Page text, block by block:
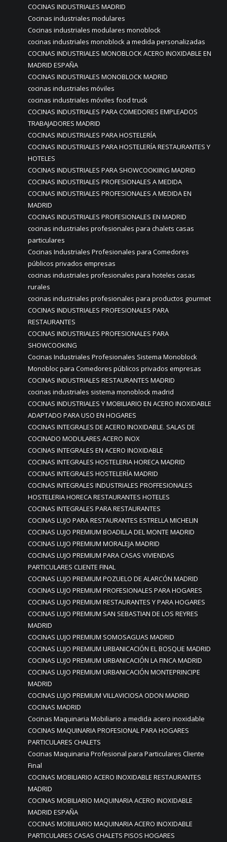
COCINAS INDUSTRIALES MADRID
Cocinas industriales modulares
Cocinas industriales modulares monoblock
cocinas industriales monoblock a medida personalizadas
COCINAS INDUSTRIALES MONOBLOCK ACERO INOXIDABLE EN
MADRID ESPAÑA
COCINAS INDUSTRIALES MONOBLOCK MADRID
cocinas industriales móviles
cocinas industriales móviles food truck
COCINAS INDUSTRIALES PARA COMEDORES EMPLEADOS
TRABAJADORES MADRID
COCINAS INDUSTRIALES PARA HOSTELERÍA
COCINAS INDUSTRIALES PARA HOSTELERÍA RESTAURANTES Y
HOTELES
COCINAS INDUSTRIALES PARA SHOWCOOKIING MADRID
COCINAS INDUSTRIALES PROFESIONALES A MEDIDA
COCINAS INDUSTRIALES PROFESIONALES A MEDIDA EN
MADRID
COCINAS INDUSTRIALES PROFESIONALES EN MADRID
cocinas industriales profesionales para chalets casas
particulares
Cocinas Industriales Profesionales para Comedores
públicos privados empresas
cocinas industriales profesionales para hoteles casas
rurales
cocinas industriales profesionales para productos gourmet
COCINAS INDUSTRIALES PROFESIONALES PARA
RESTAURANTES
COCINAS INDUSTRIALES PROFESIONALES PARA
SHOWCOOKING
Cocinas Industriales Profesionales Sistema Monoblock
Monobloc para Comedores públicos privados empresas
COCINAS INDUSTRIALES RESTAURANTES MADRID
cocinas industriales sistema monoblock madrid
COCINAS INDUSTRIALES Y MOBILIARIO EN ACERO INOXIDABLE
ADAPTADO PARA USO EN HOGARES
COCINAS INTEGRALES DE ACERO INOXIDABLE. SALAS DE
COCINADO MODULARES ACERO INOX
COCINAS INTEGRALES EN ACERO INOXIDABLE
COCINAS INTEGRALES HOSTELERIA HORECA MADRID
COCINAS INTEGRALES HOSTELERÍA MADRID
COCINAS INTEGRALES INDUSTRIALES PROFFESIONALES
HOSTELERIA HORECA RESTAURANTES HOTELES
COCINAS INTEGRALES PARA RESTAURANTES
COCINAS LUJO PARA RESTAURANTES ESTRELLA MICHELIN
COCINAS LUJO PREMIUM BOADILLA DEL MONTE MADRID
COCINAS LUJO PREMIUM MORALEJA MADRID
COCINAS LUJO PREMIUM PARA CASAS VIVIENDAS
PARTICULARES CLIENTE FINAL
COCINAS LUJO PREMIUM POZUELO DE ALARCÓN MADRID
COCINAS LUJO PREMIUM PROFESIONALES PARA HOGARES
COCINAS LUJO PREMIUM RESTAURANTES Y PARA HOGARES
COCINAS LUJO PREMIUM SAN SEBASTIAN DE LOS REYRES
MADRID
COCINAS LUJO PREMIUM SOMOSAGUAS MADRID
COCINAS LUJO PREMIUM URBANICACIÓN EL BOSQUE MADRID
COCINAS LUJO PREMIUM URBANICACIÓN LA FINCA MADRID
COCINAS LUJO PREMIUM URBANICACIÓN MONTEPRINCIPE
MADRID
COCINAS LUJO PREMIUM VILLAVICIOSA ODON MADRID
COCINAS MADRID
Cocinas Maquinaria Mobiliario a medida acero inoxidable
COCINAS MAQUINARIA PROFESIONAL PARA HOGARES
PARTICULARES CHALETS
Cocinas Maquinaria Profesional para Particulares Cliente
Final
COCINAS MOBILIARIO ACERO INOXIDABLE RESTAURANTES
MADRID
COCINAS MOBILIARIO MAQUINARIA ACERO INOXIDABLE
MADRID ESPAÑA
COCINAS MOBILIARIO MAQUINARIA ACERO INOXIDABLE
PARTICULARES CASAS CHALETS PISOS HOGARES